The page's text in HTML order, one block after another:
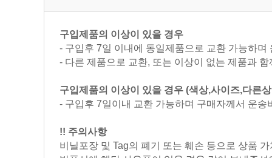
구입제품의 이상이 있을 경우
- 구입후 7일 이내에 동일제품으로 교환 가능하며
- 다른 제품으로 교환, 또는 이상이 없는 제품과
구입제품의 이상이 있을 경우 (색상,사이즈,다른
- 구입후 7일이내 교환 가능하며 구매자께서 운송
!! 주의사항
비닐포장 및 Tag의 폐기 또는 훼손 등으로 상품